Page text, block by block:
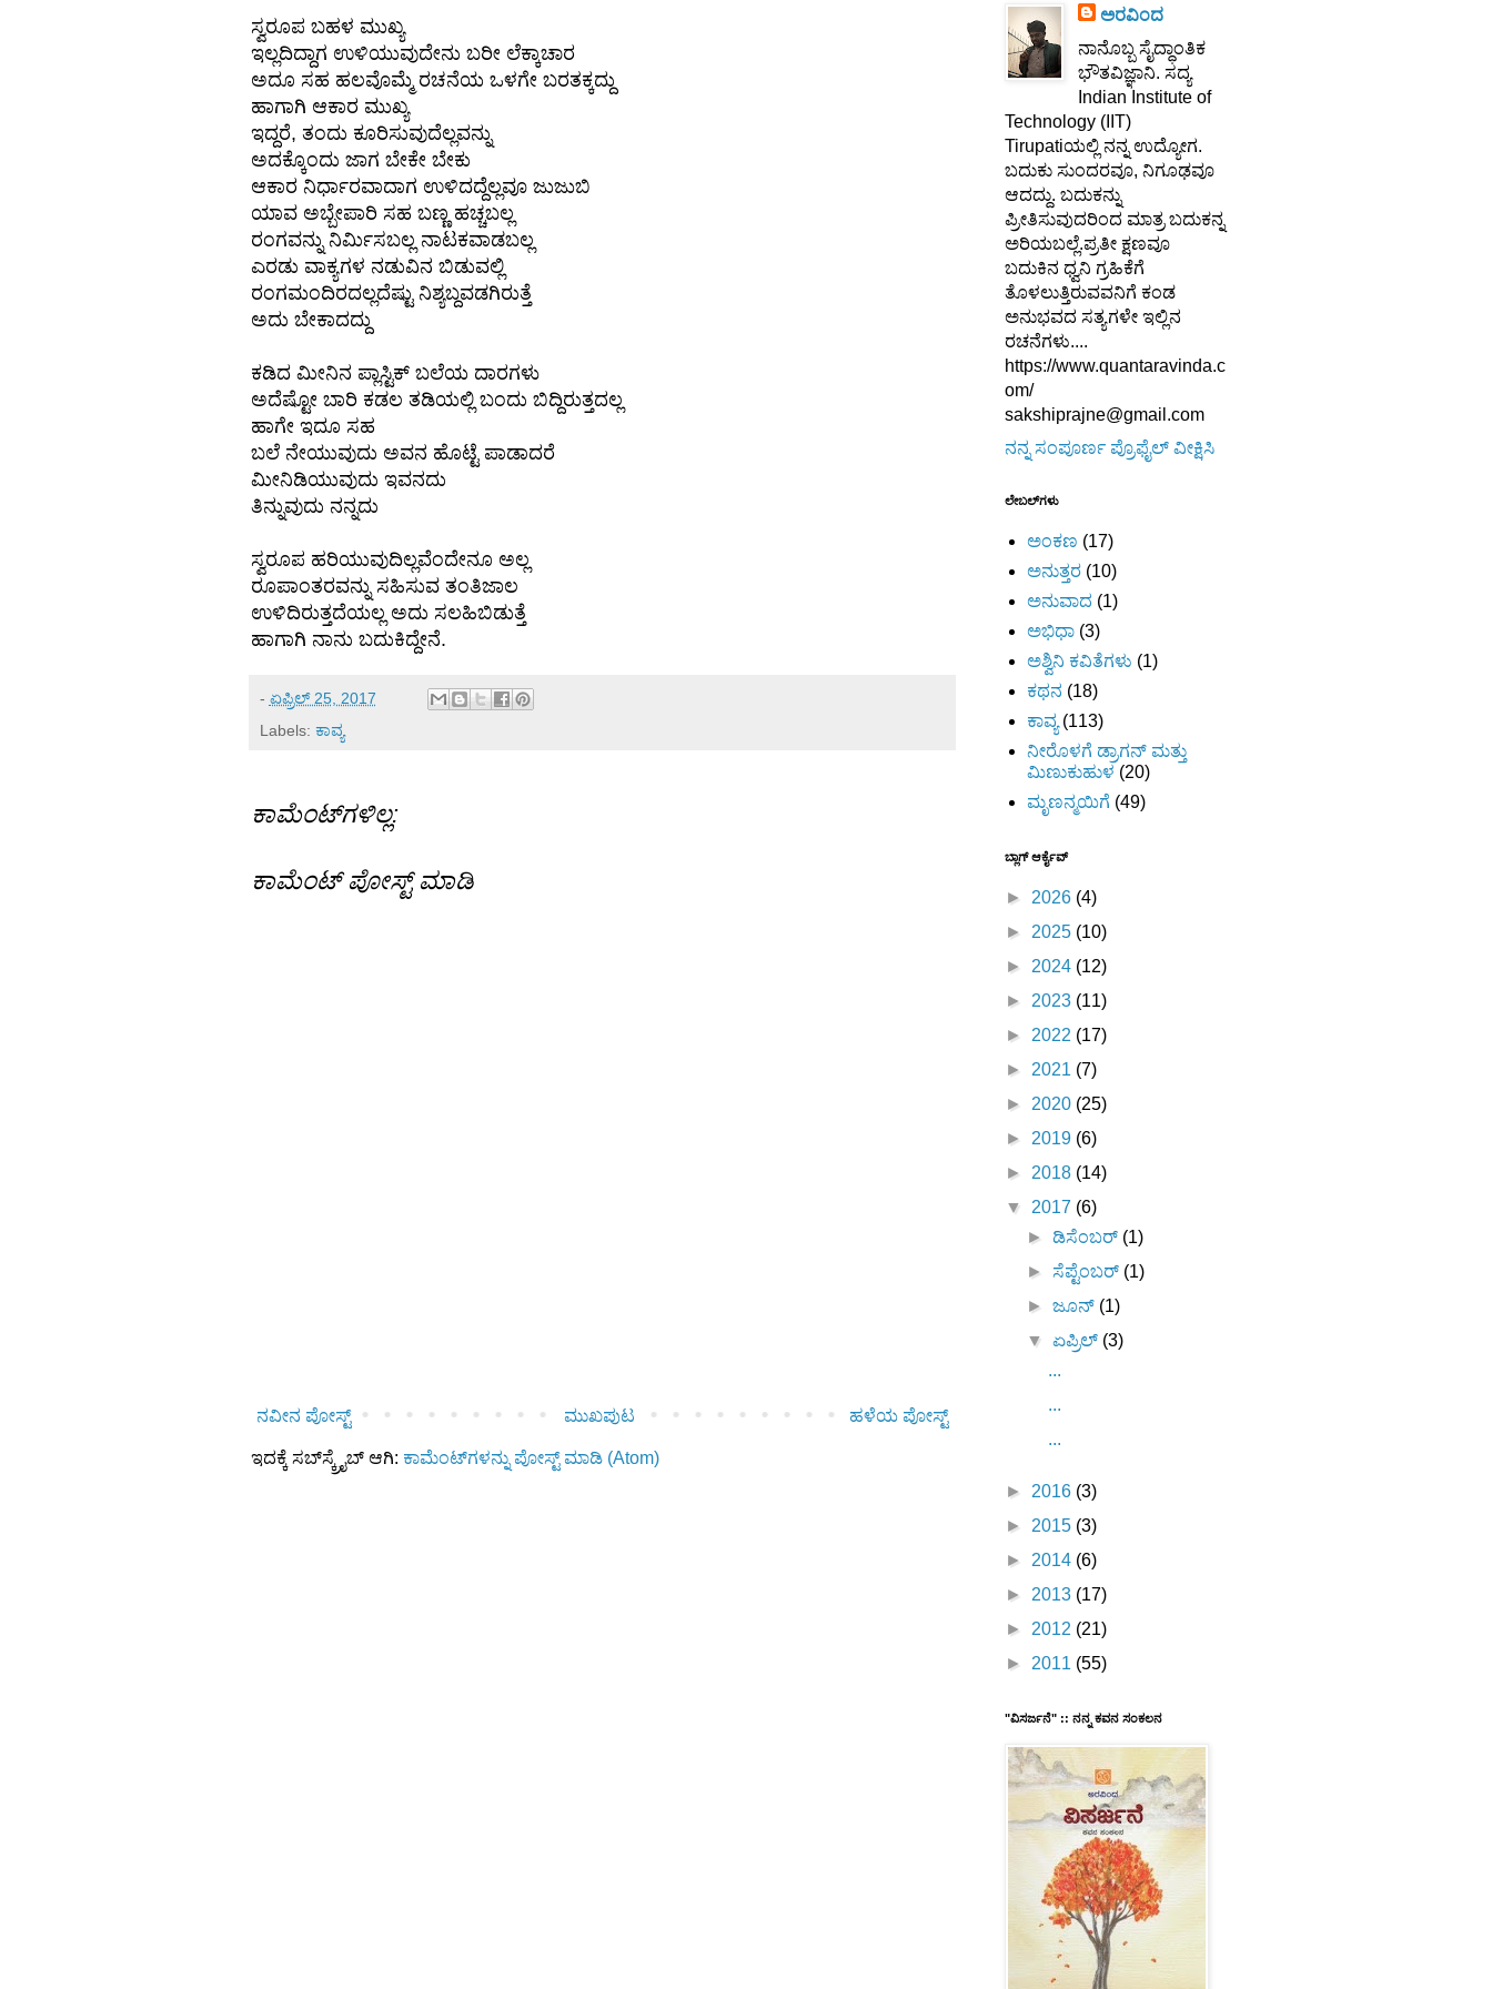
ಸ್ವರೂಪ ಬಹಳ ಮುಖ್ಯ
ಇಲ್ಲದಿದ್ದಾಗ ಉಳಿಯುವುದೇನು ಬರೀ ಲೆಕ್ಕಾಚಾರ
ಅದೂ ಸಹ ಹಲವೊಮ್ಮೆ ರಚನೆಯ ಒಳಗೇ ಬರತಕ್ಕದ್ದು
ಹಾಗಾಗಿ ಆಕಾರ ಮುಖ್ಯ
ಇದ್ದರೆ, ತಂದು ಕೂರಿಸುವುದೆಲ್ಲವನ್ನು
ಅದಕ್ಕೊಂದು ಜಾಗ ಬೇಕೇ ಬೇಕು
ಆಕಾರ ನಿರ್ಧಾರವಾದಾಗ ಉಳಿದದ್ದೆಲ್ಲವೂ ಜುಜುಬಿ
ಯಾವ ಅಬ್ಬೇಪಾರಿ ಸಹ ಬಣ್ಣ ಹಚ್ಚಬಲ್ಲ
ರಂಗವನ್ನು ನಿರ್ಮಿಸಬಲ್ಲ ನಾಟಕವಾಡಬಲ್ಲ
ಎರಡು ವಾಕ್ಯಗಳ ನಡುವಿನ ಬಿಡುವಲ್ಲಿ
ರಂಗಮಂದಿರದಲ್ಲದೆಷ್ಟು ನಿಶ್ಯಬ್ದವಡಗಿರುತ್ತೆ
ಅದು ಬೇಕಾದದ್ದು
ಕಡಿದ ಮೀನಿನ ಪ್ಲಾಸ್ಟಿಕ್ ಬಲೆಯ ದಾರಗಳು
ಅದೆಷ್ಟೋ ಬಾರಿ ಕಡಲ ತಡಿಯಲ್ಲಿ ಬಂದು ಬಿದ್ದಿರುತ್ತದಲ್ಲ
ಹಾಗೇ ಇದೂ ಸಹ
ಬಲೆ ನೇಯುವುದು ಅವನ ಹೊಟ್ಟೆ ಪಾಡಾದರೆ
ಮೀನಿಡಿಯುವುದು ಇವನದು
ತಿನ್ನುವುದು ನನ್ನದು
ಸ್ವರೂಪ ಹರಿಯುವುದಿಲ್ಲವೆಂದೇನೂ ಅಲ್ಲ
ರೂಪಾಂತರವನ್ನು ಸಹಿಸುವ ತಂತಿಜಾಲ
ಉಳಿದಿರುತ್ತದೆಯಲ್ಲ ಅದು ಸಲಹಿಬಿಡುತ್ತೆ
ಹಾಗಾಗಿ ನಾನು ಬದುಕಿದ್ದೇನೆ.
- ಏಪ್ರಿಲ್ 25, 2017
Labels: ಕಾವ್ಯ
ಕಾಮೆಂಟ್‌ಗಳಿಲ್ಲ:
ಕಾಮೆಂಟ್‌‌ ಪೋಸ್ಟ್‌ ಮಾಡಿ
ನವೀನ ಪೋಸ್ಟ್ ಹಳೆಯ ಪೋಸ್ಟ್
ಮುಖಪುಟ
ಇದಕ್ಕೆ ಸಬ್‌ಸ್ಕ್ರೈಬ್‌ ಆಗಿ: ಕಾಮೆಂಟ್‌ಗಳನ್ನು ಪೋಸ್ಟ್ ಮಾಡಿ (Atom)
ಅರವಿಂದ
ನಾನೊಬ್ಬ ಸೈದ್ಧಾಂತಿಕ
ಭೌತವಿಜ್ಞಾನಿ. ಸದ್ಯ
Indian Institute of
Technology (IIT)
Tirupatiಯಲ್ಲಿ ನನ್ನ ಉದ್ಯೋಗ.
ಬದುಕು ಸುಂದರವೂ, ನಿಗೂಢವೂ
ಆದದ್ದು. ಬದುಕನ್ನು
ಪ್ರೀತಿಸುವುದರಿಂದ ಮಾತ್ರ ಬದುಕನ್ನ
ಅರಿಯಬಲ್ಲೆ.ಪ್ರತೀ ಕ್ಷಣವೂ
ಬದುಕಿನ ಧ್ವನಿ ಗ್ರಹಿಕೆಗೆ
ತೊಳಲುತ್ತಿರುವವನಿಗೆ ಕಂಡ
ಅನುಭವದ ಸತ್ಯಗಳೇ ಇಲ್ಲಿನ
ರಚನೆಗಳು....
https://www.quantaravinda.c
om/
sakshiprajne@gmail.com
ನನ್ನ ಸಂಪೂರ್ಣ ಪ್ರೊಫೈಲ್ ವೀಕ್ಷಿಸಿ
ಲೇಬಲ್‌ಗಳು
ಅಂಕಣ (17)
ಅನುತ್ತರ (10)
ಅನುವಾದ (1)
ಅಭಿಧಾ (3)
ಅಶ್ವಿನಿ ಕವಿತೆಗಳು (1)
ಕಥನ (18)
ಕಾವ್ಯ (113)
ನೀರೊಳಗೆ ಡ್ರಾಗನ್ ಮತ್ತು
ಮಿಣುಕುಹುಳ (20)
ಮೃಣನ್ಮಯಿಗೆ (49)
ಬ್ಲಾಗ್ ಆರ್ಕೈವ್
► 2026 (4)
► 2025 (10)
► 2024 (12)
► 2023 (11)
► 2022 (17)
► 2021 (7)
► 2020 (25)
► 2019 (6)
► 2018 (14)
▼ 2017 (6)
► ಡಿಸೆಂಬರ್ (1)
► ಸೆಪ್ಟೆಂಬರ್ (1)
► ಜೂನ್ (1)
▼ ಏಪ್ರಿಲ್ (3)
...
...
...
► 2016 (3)
► 2015 (3)
► 2014 (6)
► 2013 (17)
► 2012 (21)
► 2011 (55)
"ವಿಸರ್ಜನೆ" :: ನನ್ನ ಕವನ ಸಂಕಲನ